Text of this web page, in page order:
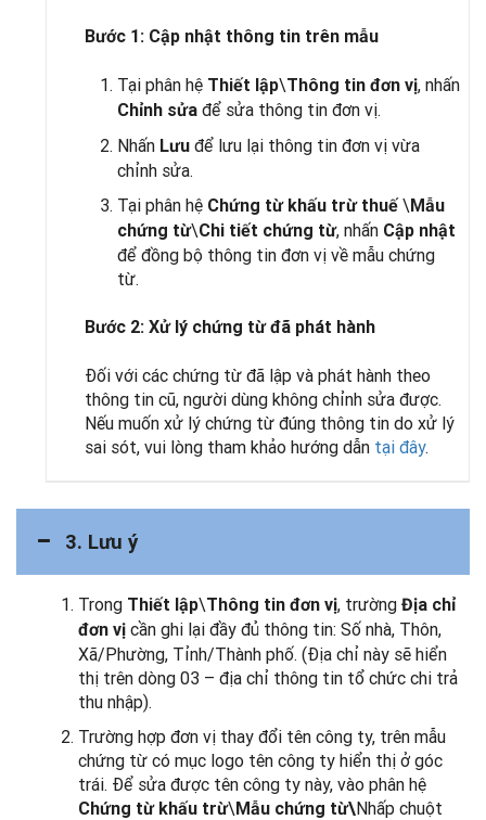
Bước 1: Cập nhật thông tin trên mẫu
Tại phân hệ Thiết lập\Thông tin đơn vị, nhấn
Chỉnh sửa để sửa thông tin đơn vị.
Nhấn Lưu để lưu lại thông tin đơn vị vừa
chỉnh sửa.
Tại phân hệ Chứng từ khấu trừ thuế\Mẫu
chứng từ\Chi tiết chứng từ, nhấn Cập nhật
để đồng bộ thông tin đơn vị về mẫu chứng
từ.
Bước 2: Xử lý chứng từ đã phát hành
Đối với các chứng từ đã lập và phát hành theo
thông tin cũ, người dùng không chỉnh sửa được.
Nếu muốn xử lý chứng từ đúng thông tin do xử lý
sai sót, vui lòng tham khảo hướng dẫn tại đây.
3. Lưu ý
Trong Thiết lập\Thông tin đơn vị, trường Địa chỉ
đơn vị cần ghi lại đầy đủ thông tin: Số nhà, Thôn,
Xã/Phường, Tỉnh/Thành phố. (Địa chỉ này sẽ hiển
thị trên dòng 03 – địa chỉ thông tin tổ chức chi trả
thu nhập).
Trường hợp đơn vị thay đổi tên công ty, trên mẫu
chứng từ có mục logo tên công ty hiển thị ở góc
trái. Để sửa được tên công ty này, vào phân hệ
Chứng từ khấu trừ\Mẫu chứng từ\Nhấp chuột